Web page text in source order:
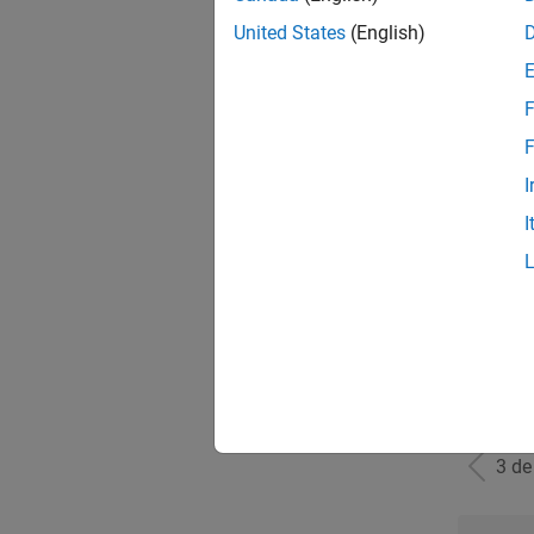
3 de
United States (English)